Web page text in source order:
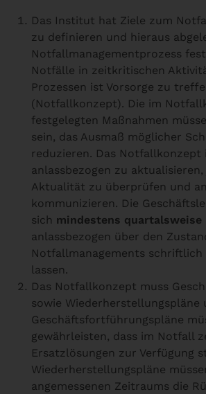
Das Institut hat Ziele zum
zu definieren und hieraus
Notfallmanagementprozess
Notfälle in zeitkritischen
Prozessen ist Vorsorge zu
(Notfallkonzept). Die im
festgelegten Maßnahmen
sein, das Ausmaß möglicher
reduzieren. Das Notfallkonzept
anlassbezogen zu
Aktualität zu überprüfen und
kommunizieren. Die
sich mindestens quartalsweise
anlassbezogen über den
Notfallmanagements schriftlich
lassen.
Das Notfallkonzept muss
sowie Wiederherstellungspläne
Geschäftsfortführungspläne
gewährleisten, dass im Notfall
Ersatzlösungen zur Verfügung
Wiederherstellungspläne
angemessenen Zeitraums die